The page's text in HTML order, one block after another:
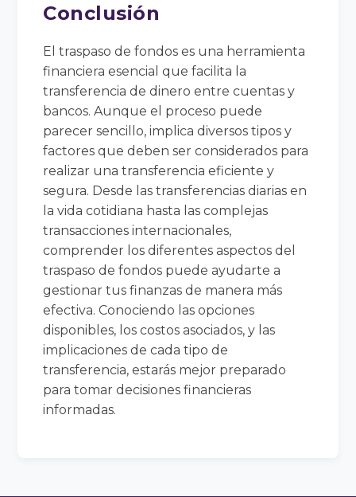
Conclusión
El traspaso de fondos es una herramienta
financiera esencial que facilita la
transferencia de dinero entre cuentas y
bancos. Aunque el proceso puede
parecer sencillo, implica diversos tipos y
factores que deben ser considerados para
realizar una transferencia eficiente y
segura. Desde las transferencias diarias en
la vida cotidiana hasta las complejas
transacciones internacionales,
comprender los diferentes aspectos del
traspaso de fondos puede ayudarte a
gestionar tus finanzas de manera más
efectiva. Conociendo las opciones
disponibles, los costos asociados, y las
implicaciones de cada tipo de
transferencia, estarás mejor preparado
para tomar decisiones financieras
informadas.